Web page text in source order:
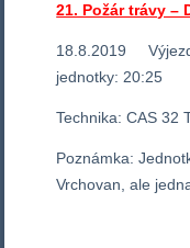
21. Požár trávy –
18.8.2019
jednotky: 20:25
Technika: CAS
Poznámka:
Vrchovan, ale